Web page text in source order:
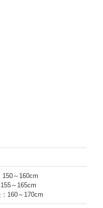
～160cm
～165cm
160～170cm